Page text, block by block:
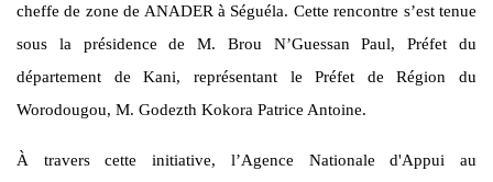
cheffe de zone de ANADER à Séguéla. Cette rencontre s’est tenue
sous la présidence de M. Brou N’Guessan Paul, Préfet du
département de Kani, représentant le Préfet de Région du
Worodougou, M. Godezth Kokora Patrice Antoine.
À travers cette initiative, l’Agence Nationale d'Appui au